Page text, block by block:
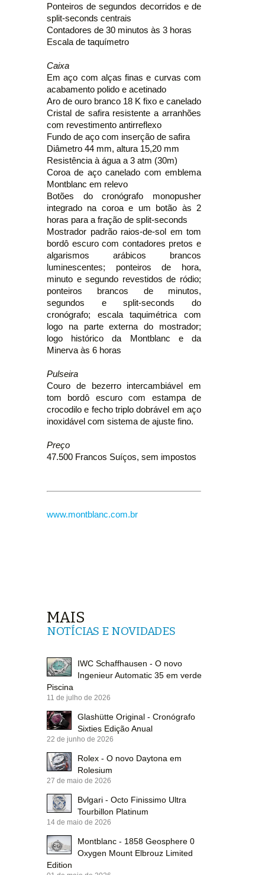
Ponteiros de segundos decorridos e de
split-seconds centrais
Contadores de 30 minutos às 3 horas
Escala de taquímetro
Caixa
Em aço com alças finas e curvas com
acabamento polido e acetinado
Aro de ouro branco 18 K fixo e canelado
Cristal de safira resistente a arranhões
com revestimento antirreflexo
Fundo de aço com inserção de safira
Diâmetro 44 mm, altura 15,20 mm
Resistência à água a 3 atm (30m)
Coroa de aço canelado com emblema
Montblanc em relevo
Botões do cronógrafo monopusher
integrado na coroa e um botão às 2
horas para a fração de split-seconds
Mostrador padrão raios-de-sol em tom
bordô escuro com contadores pretos e
algarismos arábicos brancos
luminescentes; ponteiros de hora,
minuto e segundo revestidos de ródio;
ponteiros brancos de minutos,
segundos e split-seconds do
cronógrafo; escala taquimétrica com
logo na parte externa do mostrador;
logo histórico da Montblanc e da
Minerva às 6 horas
Pulseira
Couro de bezerro intercambiável em
tom bordô escuro com estampa de
crocodilo e fecho triplo dobrável em aço
inoxidável com sistema de ajuste fino.
Preço
47.500 Francos Suíços, sem impostos
www.montblanc.com.br
MAIS
NOTÍCIAS E NOVIDADES
IWC Schaffhausen - O novo
Ingenieur Automatic 35 em verde
Piscina
11 de julho de 2026
Glashütte Original - Cronógrafo
Sixties Edição Anual
22 de junho de 2026
Rolex - O novo Daytona em
Rolesium
27 de maio de 2026
Bvlgari - Octo Finissimo Ultra
Tourbillon Platinum
14 de maio de 2026
Montblanc - 1858 Geosphere 0
Oxygen Mount Elbrouz Limited
Edition